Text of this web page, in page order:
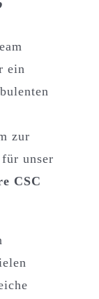
ein
zur
unser
CSC